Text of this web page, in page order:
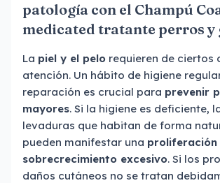
patología con el Champú
medicated tratante perros y
La piel y el pelo requieren de ciertos
atención. Un hábito de higiene
reparación es crucial para prevenir
mayores. Si la higiene es deficiente,
levaduras que habitan de forma
pueden manifestar una proliferación
sobrecrecimiento excesivo. Si los
daños cutáneos no se tratan